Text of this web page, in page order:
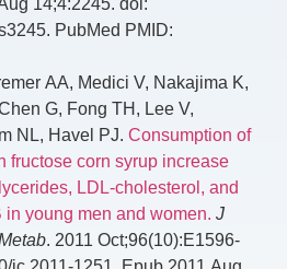
PubMed PMID:
AA, Medici V, Nakajima K,
G, Fong TH, Lee V,
NL, Havel PJ. Consumption of
fructose corn syrup increase
LDL-cholesterol, and
young men and women. J
. 2011 Oct;96(10):E1596-